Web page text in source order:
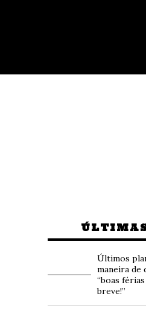
Últimos
maneira de
“boas
breve!”